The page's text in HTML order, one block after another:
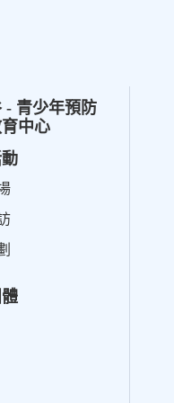
- 青少年預防
中心